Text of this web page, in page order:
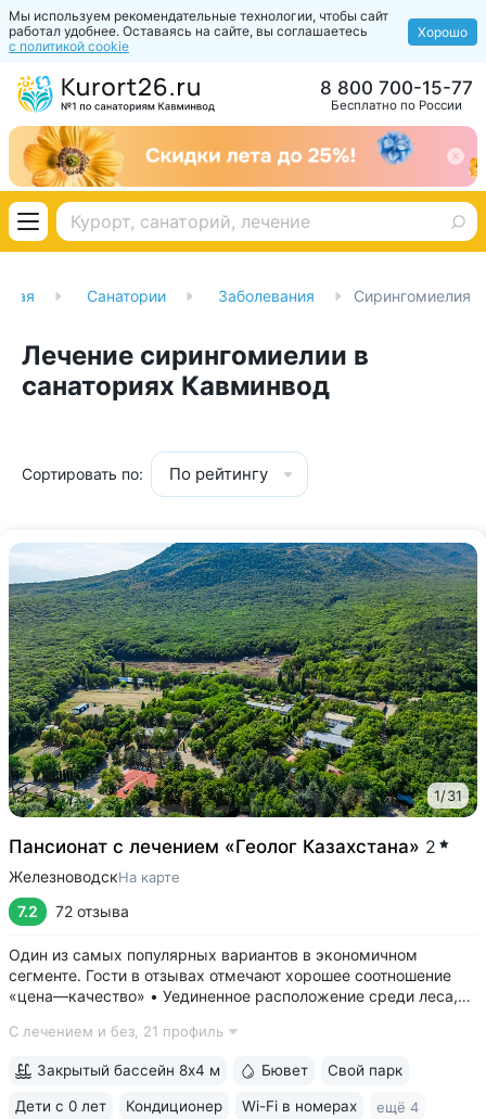
Мы используем рекомендательные технологии, чтобы сайт
работал удобнее. Оставаясь на сайте, вы соглашаетесь
с политикой cookie
Хорошо
Бесплатно по России
8 800 700-15-77
Санатории Заболевания Сирингомиелия
Лечение сирингомиелии в
санаториях Кавминвод
Сортировать по: По рейтингу
1/31
Пансионат с лечением «Геолог Казахстана» 2
ЖелезноводскНа карте
7.2 72 отзыва
Один из самых популярных вариантов в экономичном
сегменте. Гости в отзывах отмечают хорошее соотношение
«цена—качество» • Уединенное расположение среди леса,
заповедника 6 га с цветущими деревьями, беседками,
С лечением и без, 21 профиль
Закрытый бассейн 8х4 м Бювет Свой парк
Дети с 0 лет Кондиционер Wi-Fi в номерах ещё 4